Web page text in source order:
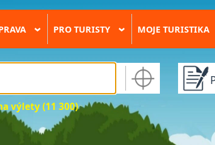
› PRO TURISTY › MOJE TURISTIKA
výlety (11 300)